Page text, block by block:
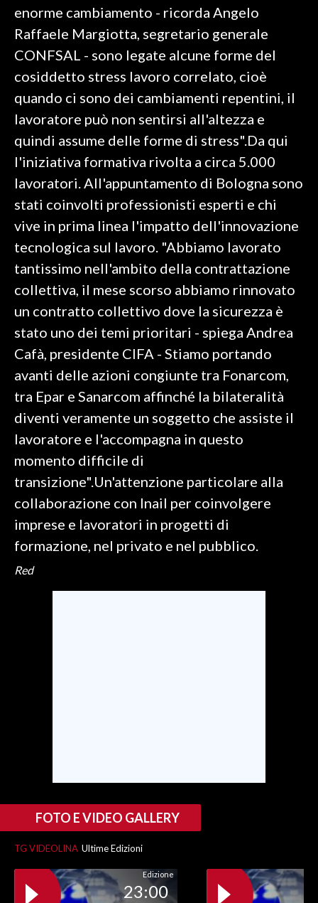
enorme cambiamento - ricorda Angelo
Raffaele Margiotta, segretario generale
CONFSAL - sono legate alcune forme del
cosiddetto stress lavoro correlato, cioè
quando ci sono dei cambiamenti repentini, il
lavoratore può non sentirsi all'altezza e
quindi assume delle forme di stress".Da qui
l'iniziativa formativa rivolta a circa 5.000
lavoratori. All'appuntamento di Bologna sono
stati coinvolti professionisti esperti e chi
vive in prima linea l'impatto dell'innovazione
tecnologica sul lavoro. "Abbiamo lavorato
tantissimo nell'ambito della contrattazione
collettiva, il mese scorso abbiamo rinnovato
un contratto collettivo dove la sicurezza è
stato uno dei temi prioritari - spiega Andrea
Cafà, presidente CIFA - Stiamo portando
avanti delle azioni congiunte tra Fonarcom,
tra Epar e Sanarcom affinché la bilateralità
diventi veramente un soggetto che assiste il
lavoratore e l'accompagna in questo
momento difficile di
transizione".Un'attenzione particolare alla
collaborazione con Inail per coinvolgere
imprese e lavoratori in progetti di
formazione, nel privato e nel pubblico.
Red
FOTO E VIDEO GALLERY
TG VIDEOLINA Ultime Edizioni
Edizione
23:00